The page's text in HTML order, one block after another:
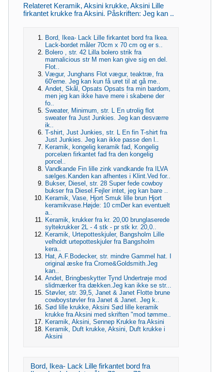
Relateret Keramik, Aksini krukke, Aksini Lille
firkantet krukke fra Aksini. Påskriften: Jeg kan ..
Bord, Ikea- Lack Lille firkantet bord fra Ikea.
Lack-bordet måler 70cm x 70 cm og er s..
Bolero , str. 42 Lilla bolero strik fra
mamalicious str M men kan give sig en del.
Flot..
Vægur, Junghans Flot vægur, teaktræ, fra
60'erne. Jeg kan kun få uret til at gå me..
Andet, Skål, Opsats Opsats fra min bardom,
men jeg kan ikke have mere i skabene der
fo..
Sweater, Minimum, str. L En utrolig flot
sweater fra Just Junkies. Jeg kan desværre
ik..
T-shirt, Just Junkies, str. L En fin T-shirt fra
Just Junkies. Jeg kan ikke passe den l..
Keramik, kongelig keramik fad, Kongelig
porcelæn firkantet fad fra den kongelig
porcel..
Vandkande Fin lille zink vandkande fra ILVA
sælges.Kanden kan afhentes i Klint.Ved for..
Bukser, Diesel, str. 28 Super fede cowboy
bukser fra Diesel.Fejler intet, jeg kan bare ..
Keramik, Vase, Hjort Smuk lille brun Hjort
keramikvase.Højde: 10 cmDer kan eventuelt
a..
Keramik, krukker fra kr. 20,00 brunglaserede
syltekrukker 2L - 4 stk - pr stk kr. 20,0..
Keramik, Urtepotteskjuler, Bangsholm Lille
velholdt urtepotteskjuler fra Bangsholm
kera..
Hat, A.F.Bodecker, str. mindre Gammel hat. I
original æske fra Crome&Goldsmith.Jeg
kan..
Andet, Bringbeskytter Tynd Undertrøje mod
slidmærker fra dækken.Jeg kan ikke se str...
Støvler, str. 39,5, Janet & Janet Flotte brune
cowboystøvler fra Janet & Janet. Jeg k..
Sød lille krukke, Aksini Sød lille keramik
krukke fra Aksini med skriften "mod tømme..
Keramik, Aksini, Sennep Krukke fra Aksini
Keramik, Duft krukke, Aksini, Duft krukke i
Aksini
Bord, Ikea- Lack Lille firkantet bord fra